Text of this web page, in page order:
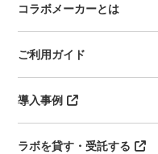
コラボメーカーとは
ご利用ガイド
導入事例
ラボを貸す・受託する